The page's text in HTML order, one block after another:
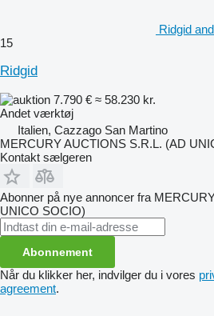
Ridgid
15
Ridgid
7.790 € ≈ 58.230 kr.
Andet værktøj
Italien, Cazzago San Martino
MERCURY AUCTIONS S.R.L. (AD
Kontakt sælgeren
Abonner på nye annoncer fra
UNICO SOCIO)
Abonnement
Når du klikker her, indvilger du i vores
agreement.